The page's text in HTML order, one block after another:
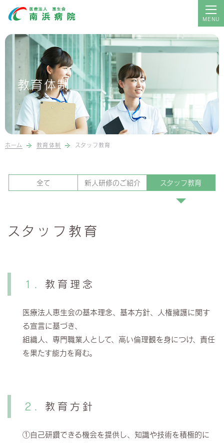
現在の募集
採用に関するお知らせ
教育体制
福利厚生のご紹介
Q＆A
教育体制
ホーム 教育体制 スタッフ教育
全て 新人研修のご紹介 スタッフ教育
スタッフ教育
教育理念
医療法人恵生会の基本理念、基本方針、人権擁護に関す
る宣言に基づき、
組織人、専門職業人として、高い倫理観を身につけ、責任
を果たす能力を育む。
教育方針
①自己研鑽できる機会を提供し、知識や技術を積極的に